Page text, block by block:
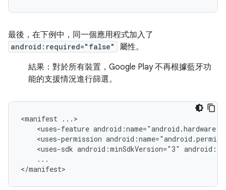
最後，在下例中，同一個應用程式加入了
android:required="false"
屬性。
結果： 對於所有裝置，Google Play 不再根據藍牙功
能的支援情況進行篩選。
<manifest
<uses-feature
<uses-permission
<uses-sdk android:minSdkVersion="3"
...
</manifest>